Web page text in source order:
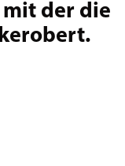
der die